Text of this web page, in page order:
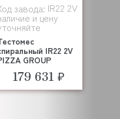
завода: IR22 2V
и цену
IR22 2V
GROUP
179 631 ₽